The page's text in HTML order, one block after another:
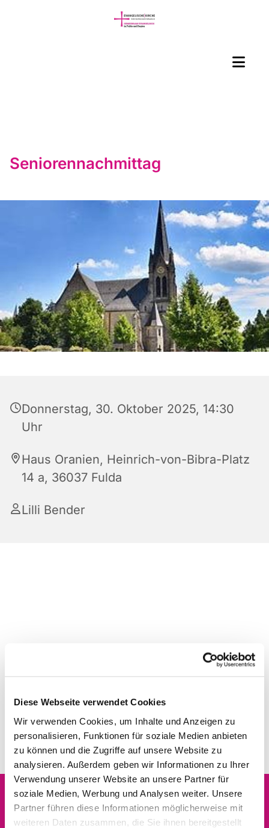
Diese Webseite verwendet Cookies
Wir verwenden Cookies, um Inhalte und Anzeigen zu
personalisieren, Funktionen für soziale Medien anbieten
zu können und die Zugriffe auf unsere Website zu
analysieren. Außerdem geben wir Informationen zu Ihrer
Verwendung unserer Website an unsere Partner für
soziale Medien, Werbung und Analysen weiter. Unsere
Partner führen diese Informationen möglicherweise mit
weiteren Daten zusammen, die Sie ihnen bereitgestellt
Seniorennachmittag
Donnerstag, 30. Oktober 2025, 14:30
Uhr
Haus Oranien, Heinrich-von-Bibra-Platz
14 a, 36037 Fulda
Lilli Bender
Dies könnte Sie auch